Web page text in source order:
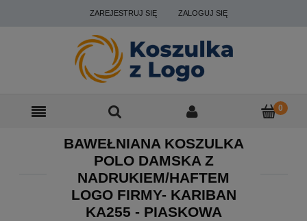
ZAREJESTRUJ SIĘ ZALOGUJ SIĘ
BAWEŁNIANA KOSZULKA
POLO DAMSKA Z
NADRUKIEM/HAFTEM
LOGO FIRMY- KARIBAN
KA255 - PIASKOWA